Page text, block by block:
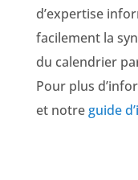
d’expertise
facilement la
du calendrier
Pour plus
et notreguide